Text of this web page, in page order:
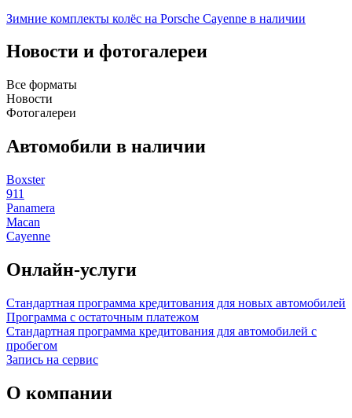
Зимние комплекты колёс на Porsche Cayenne в наличии
Новости и фотогалереи
Все форматы
Новости
Фотогалереи
Автомобили в наличии
Boxster
911
Panamera
Macan
Cayenne
Онлайн-услуги
Стандартная программа кредитования для новых автомобилей
Программа с остаточным платежом
Стандартная программа кредитования для автомобилей с
пробегом
Запись на сервис
О компании